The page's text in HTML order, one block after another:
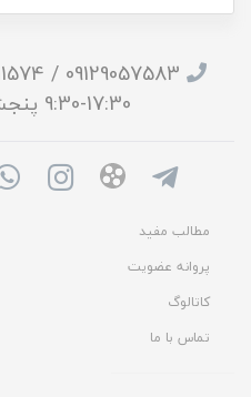
17:30-9:30 پنجشنبه 13:00-9:30
مطالب مفید
پروانه عضویت
کاتالوگ
تماس با ما